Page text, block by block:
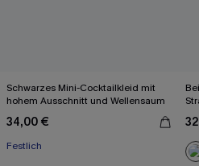
Schwarzes Mini-Cocktailkleid mit
hohem Ausschnitt und Wellensaum
34,00 €
Festlich